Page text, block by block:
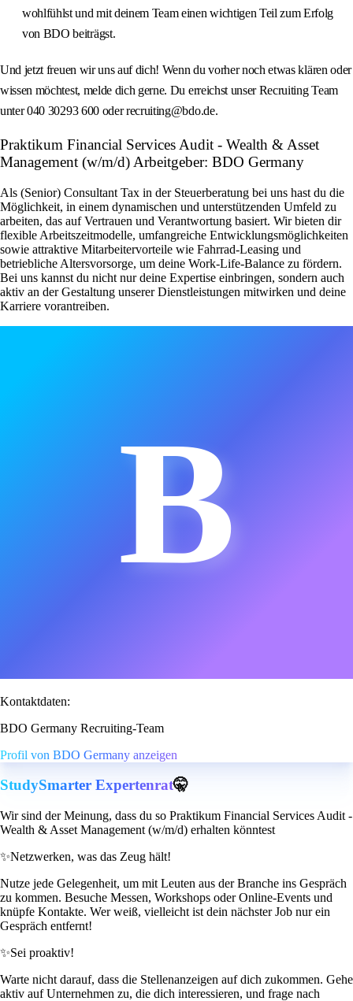
wohlfühlst und mit deinem Team einen wichtigen Teil zum Erfolg
von BDO beiträgst.
Und jetzt freuen wir uns auf dich! Wenn du vorher noch etwas klären oder
wissen möchtest, melde dich gerne. Du erreichst unser Recruiting Team
unter 040 30293 600 oder recruiting@bdo.de.
Praktikum Financial Services Audit - Wealth & Asset
Management (w/m/d) Arbeitgeber: BDO Germany
Als (Senior) Consultant Tax in der Steuerberatung bei uns hast du die
Möglichkeit, in einem dynamischen und unterstützenden Umfeld zu
arbeiten, das auf Vertrauen und Verantwortung basiert. Wir bieten dir
flexible Arbeitszeitmodelle, umfangreiche Entwicklungsmöglichkeiten
sowie attraktive Mitarbeitervorteile wie Fahrrad-Leasing und
betriebliche Altersvorsorge, um deine Work-Life-Balance zu fördern.
Bei uns kannst du nicht nur deine Expertise einbringen, sondern auch
aktiv an der Gestaltung unserer Dienstleistungen mitwirken und deine
Karriere vorantreiben.
B
Kontaktdaten:
BDO Germany Recruiting-Team
Profil von BDO Germany anzeigen
StudySmarter Expertenrat🤫
Wir sind der Meinung, dass du so Praktikum Financial Services Audit -
Wealth & Asset Management (w/m/d) erhalten könntest
✨Netzwerken, was das Zeug hält!
Nutze jede Gelegenheit, um mit Leuten aus der Branche ins Gespräch
zu kommen. Besuche Messen, Workshops oder Online-Events und
knüpfe Kontakte. Wer weiß, vielleicht ist dein nächster Job nur ein
Gespräch entfernt!
✨Sei proaktiv!
Warte nicht darauf, dass die Stellenanzeigen auf dich zukommen. Gehe
aktiv auf Unternehmen zu, die dich interessieren, und frage nach